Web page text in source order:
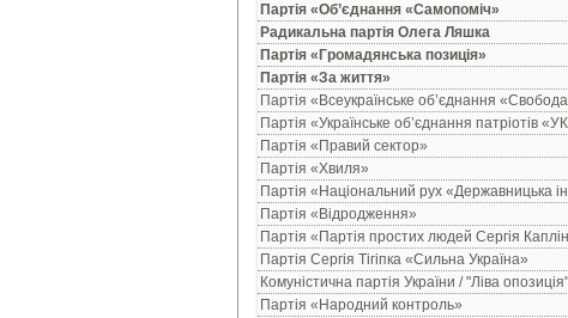
Партія «Об’єднання «Самопоміч»
Радикальна партія Олега Ляшка
Партія «Громадянська позиція»
Партія «За життя»
Партія «Всеукраїнське об’єднання
Партія «Українське об’єднання патріотів
Партія «Правий сектор»
Партія «Хвиля»
Партія «Національний рух «Державницька
Партія «Відродження»
Партія «Партія простих людей Сергія
Партія Сергія Тігіпка «Сильна Україна»
Комуністична партія України / "Ліва
Партія «Народний контроль»